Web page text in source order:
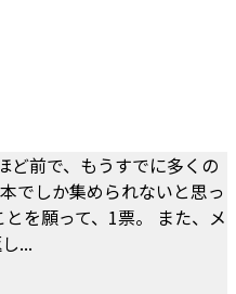
ど前で、もうすでに多くの
でしか集められないと思っ
を願って、1票。 また、メ
...